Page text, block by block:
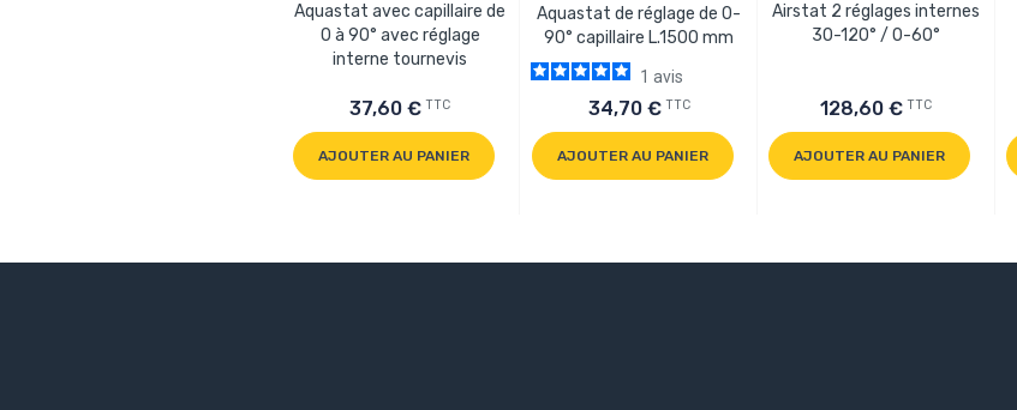
Aquastat avec capillaire de
0 à 90° avec réglage
interne tournevis
37,60 € TTC
AJOUTER AU PANIER
Aquastat de réglage de 0-
90° capillaire L.1500 mm
1 avis
34,70 € TTC
AJOUTER AU PANIER
Airstat 2 réglages internes
30-120° / 0-60°
128,60 € TTC
AJOUTER AU PANIER